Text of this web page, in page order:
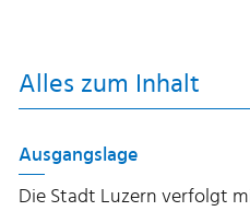
Alles zum Inhalt
Ausgangslage
Die Stadt Luzern verfolgt